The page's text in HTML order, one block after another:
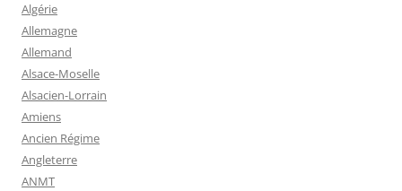
Algérie
Allemagne
Allemand
Alsace-Moselle
Alsacien-Lorrain
Amiens
Ancien Régime
Angleterre
ANMT